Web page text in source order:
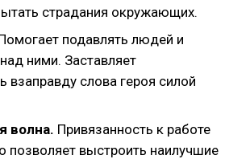
страдания окружающих.
подавлять людей и
ними. Заставляет
взаправду слова героя силой
волна. Привязанность к работе
позволяет выстроить наилучшие